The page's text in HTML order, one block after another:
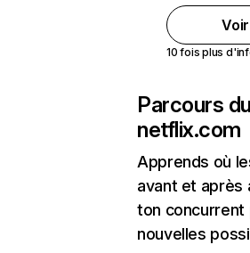
10 fois plus
Parcours
netflix.com
Apprends où
avant et après
ton concurrent
nouvelles